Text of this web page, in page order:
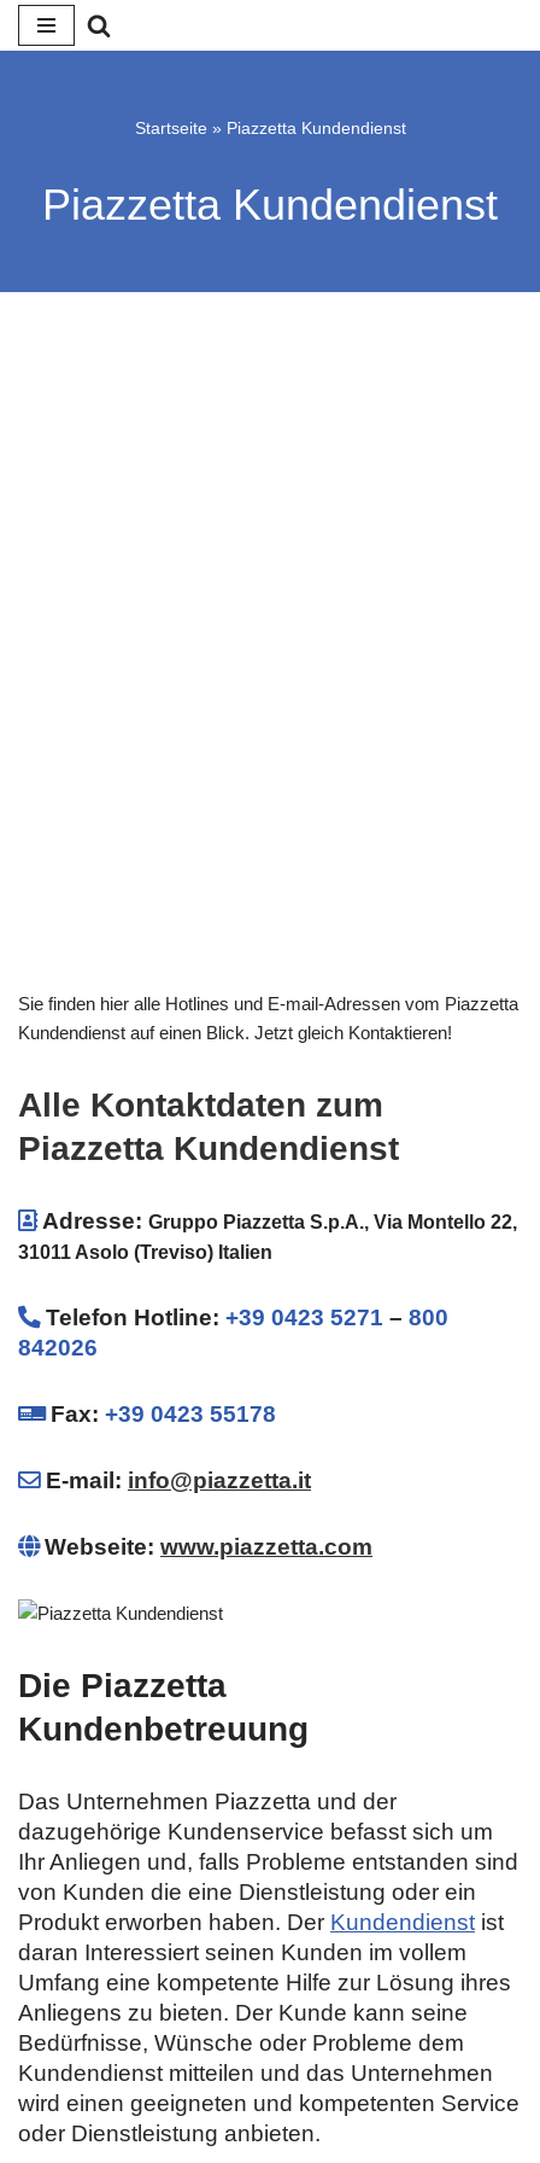
Startseite » Piazzetta Kundendienst
Piazzetta Kundendienst
Sie finden hier alle Hotlines und E-mail-Adressen vom Piazzetta
Kundendienst auf einen Blick. Jetzt gleich Kontaktieren!
Alle Kontaktdaten zum
Piazzetta Kundendienst
Adresse: Gruppo Piazzetta S.p.A., Via Montello 22,
31011 Asolo (Treviso) Italien
Telefon Hotline: +39 0423 5271 – 800
842026
Fax: +39 0423 55178
E-mail: info@piazzetta.it
Webseite: www.piazzetta.com
Die Piazzetta
Kundenbetreuung
Das Unternehmen Piazzetta und der
dazugehörige Kundenservice befasst sich um
Ihr Anliegen und, falls Probleme entstanden sind
von Kunden die eine Dienstleistung oder ein
Produkt erworben haben. Der Kundendienst ist
daran Interessiert seinen Kunden im vollem
Umfang eine kompetente Hilfe zur Lösung ihres
Anliegens zu bieten. Der Kunde kann seine
Bedürfnisse, Wünsche oder Probleme dem
Kundendienst mitteilen und das Unternehmen
wird einen geeigneten und kompetenten Service
oder Dienstleistung anbieten.